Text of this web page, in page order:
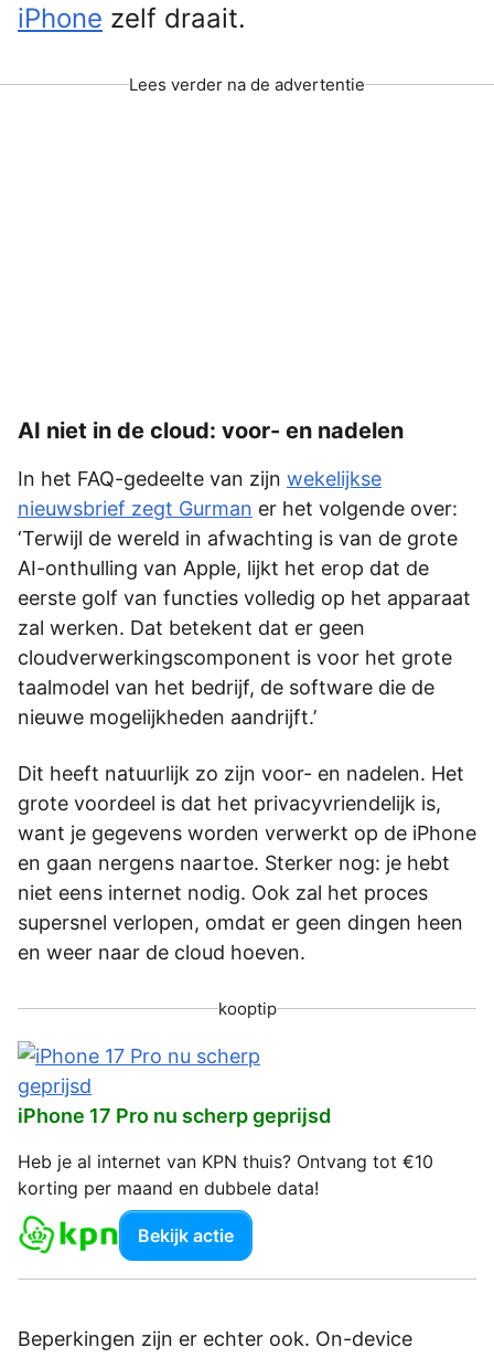
iPhone zelf draait.
Lees verder na de advertentie
AI niet in de cloud: voor- en nadelen
In het FAQ-gedeelte van zijn wekelijkse
nieuwsbrief zegt Gurman er het volgende over:
‘Terwijl de wereld in afwachting is van de grote
AI-onthulling van Apple, lijkt het erop dat de
eerste golf van functies volledig op het apparaat
zal werken. Dat betekent dat er geen
cloudverwerkingscomponent is voor het grote
taalmodel van het bedrijf, de software die de
nieuwe mogelijkheden aandrijft.’
Dit heeft natuurlijk zo zijn voor- en nadelen. Het
grote voordeel is dat het privacyvriendelijk is,
want je gegevens worden verwerkt op de iPhone
en gaan nergens naartoe. Sterker nog: je hebt
niet eens internet nodig. Ook zal het proces
supersnel verlopen, omdat er geen dingen heen
en weer naar de cloud hoeven.
kooptip
iPhone 17 Pro nu scherp geprijsd
Heb je al internet van KPN thuis? Ontvang tot €10
korting per maand en dubbele data!
Bekijk actie
Beperkingen zijn er echter ook. On-device